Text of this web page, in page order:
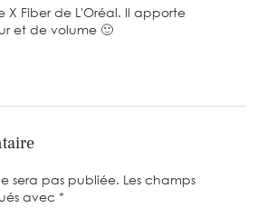
X Fiber de L'Oréal. Il apporte
et de volume 🙂
sera pas publiée. Les champs
avec *